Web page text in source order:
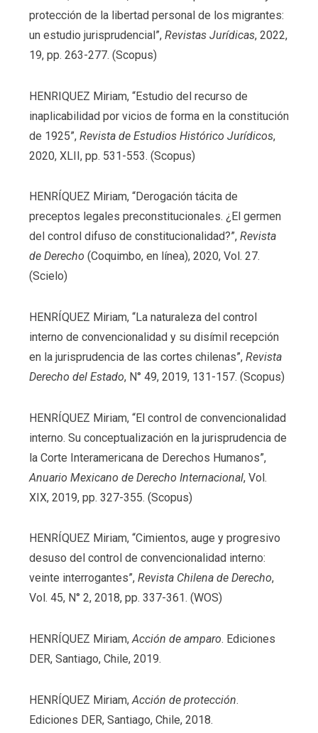
protección de la libertad personal de los migrantes:
un estudio jurisprudencial”, Revistas Jurídicas, 2022,
19, pp. 263-277. (Scopus)
HENRIQUEZ Miriam, “Estudio del recurso de
inaplicabilidad por vicios de forma en la constitución
de 1925”, Revista de Estudios Histórico Jurídicos,
2020, XLII, pp. 531-553. (Scopus)
HENRÍQUEZ Miriam, “Derogación tácita de
preceptos legales preconstitucionales. ¿El germen
del control difuso de constitucionalidad?”, Revista
de Derecho (Coquimbo, en línea), 2020, Vol. 27.
(Scielo)
HENRÍQUEZ Miriam, “La naturaleza del control
interno de convencionalidad y su disímil recepción
en la jurisprudencia de las cortes chilenas”, Revista
Derecho del Estado, N° 49, 2019, 131-157. (Scopus)
HENRÍQUEZ Miriam, “El control de convencionalidad
interno. Su conceptualización en la jurisprudencia de
la Corte Interamericana de Derechos Humanos”,
Anuario Mexicano de Derecho Internacional, Vol.
XIX, 2019, pp. 327-355. (Scopus)
HENRÍQUEZ Miriam, “Cimientos, auge y progresivo
desuso del control de convencionalidad interno:
veinte interrogantes”, Revista Chilena de Derecho,
Vol. 45, N° 2, 2018, pp. 337-361. (WOS)
HENRÍQUEZ Miriam,Acción de amparo. Ediciones
DER, Santiago, Chile, 2019.
HENRÍQUEZ Miriam,Acción de protección.
Ediciones DER, Santiago, Chile, 2018.